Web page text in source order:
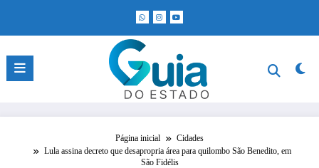
Página inicial
Cidades
Lula assina decreto que desapropria área para quilombo São Benedito, em
São Fidélis